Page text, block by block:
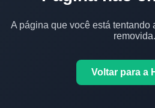
A página que você está tentando
removida.
Voltar para a